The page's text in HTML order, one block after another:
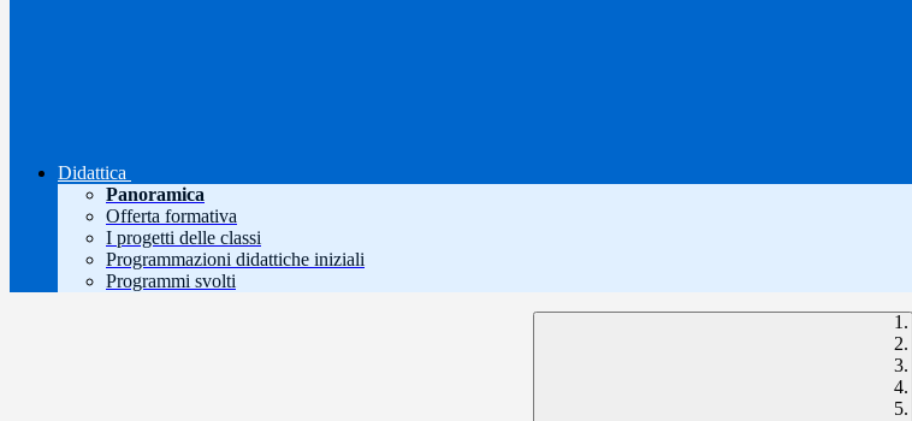
Didattica
Panoramica
Offerta formativa
I progetti delle classi
Programmazioni didattiche iniziali
Programmi svolti